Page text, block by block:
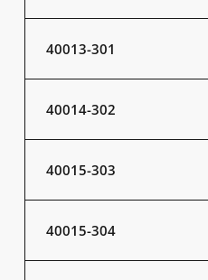
40013-301
40014-302
40015-303
40015-304